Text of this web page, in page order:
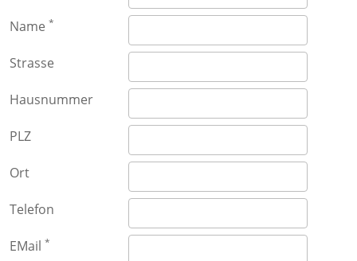
Name *
Strasse
Hausnummer
PLZ
Ort
Telefon
EMail *